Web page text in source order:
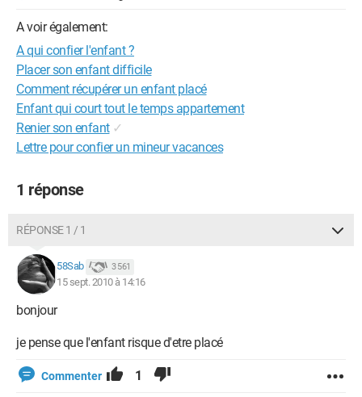
A voir également:
A qui confier l'enfant ?
Placer son enfant difficile
Comment récupérer un enfant placé
Enfant qui court tout le temps appartement
Renier son enfant ✓
Lettre pour confier un mineur vacances
1 réponse
RÉPONSE 1 / 1
58Sab 3 561
15 sept. 2010 à 14:16
bonjour
je pense que l'enfant risque d'etre placé
Commenter 1